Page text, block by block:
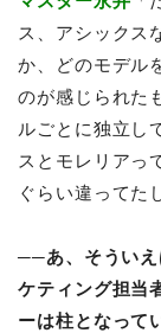
ス、アシックス
か、どのモデル
のが感じられた
ルごとに独立し
スとモレリアっ
ぐらい違ってた
──あ、そういえ
ケティング担当
ーは柱となって